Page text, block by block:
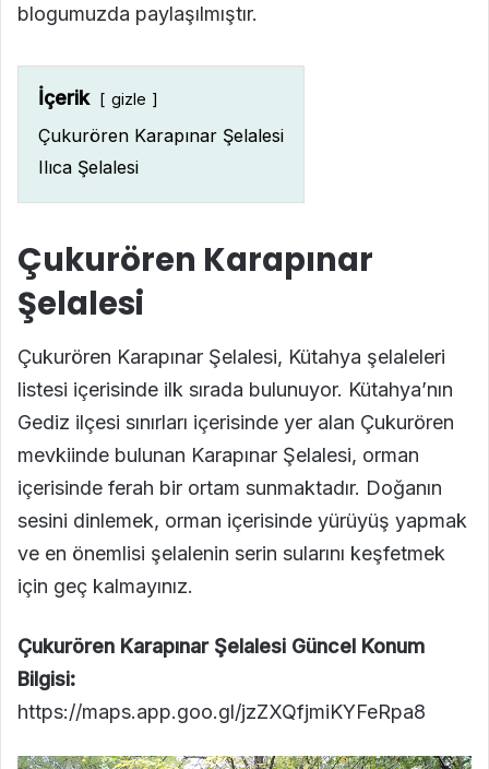
blogumuzda paylaşılmıştır.
İçerik gizle
Çukurören Karapınar Şelalesi
Ilıca Şelalesi
Çukurören Karapınar
Şelalesi
Çukurören Karapınar Şelalesi, Kütahya şelaleleri
listesi içerisinde ilk sırada bulunuyor. Kütahya’nın
Gediz ilçesi sınırları içerisinde yer alan Çukurören
mevkiinde bulunan Karapınar Şelalesi, orman
içerisinde ferah bir ortam sunmaktadır. Doğanın
sesini dinlemek, orman içerisinde yürüyüş yapmak
ve en önemlisi şelalenin serin sularını keşfetmek
için geç kalmayınız.
Çukurören Karapınar Şelalesi Güncel Konum
Bilgisi:
https://maps.app.goo.gl/jzZXQfjmiKYFeRpa8